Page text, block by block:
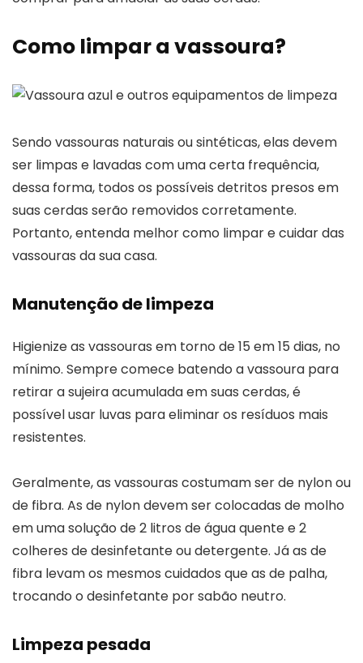
Como limpar a vassoura?
Sendo vassouras naturais ou sintéticas, elas devem
ser limpas e lavadas com uma certa frequência,
dessa forma, todos os possíveis detritos presos em
suas cerdas serão removidos corretamente.
Portanto, entenda melhor como limpar e cuidar das
vassouras da sua casa.
Manutenção de limpeza
Higienize as vassouras em torno de 15 em 15 dias, no
mínimo. Sempre comece batendo a vassoura para
retirar a sujeira acumulada em suas cerdas, é
possível usar luvas para eliminar os resíduos mais
resistentes.
Geralmente, as vassouras costumam ser de nylon ou
de fibra. As de nylon devem ser colocadas de molho
em uma solução de 2 litros de água quente e 2
colheres de desinfetante ou detergente. Já as de
fibra levam os mesmos cuidados que as de palha,
trocando o desinfetante por sabão neutro.
Limpeza pesada